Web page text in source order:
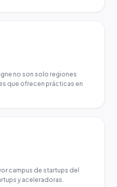
no son solo regiones
que ofrecen prácticas en
campus de startups del
y aceleradoras.